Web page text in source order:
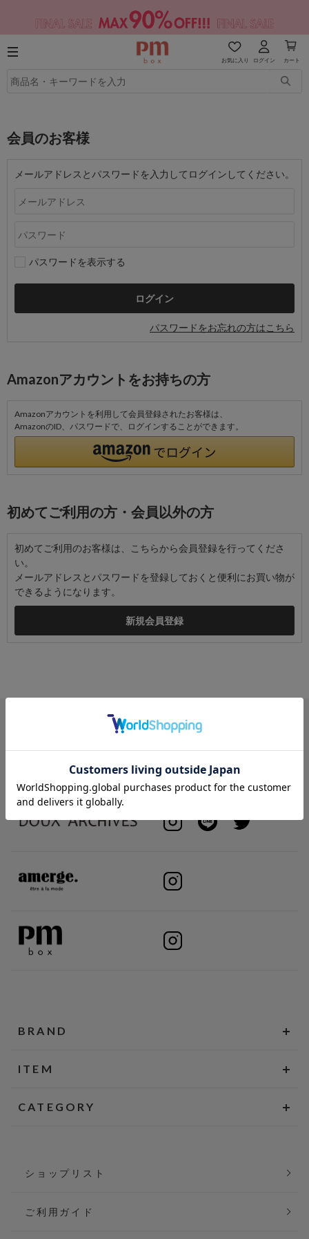
お気に入り ログイン カート
会員のお客様
メールアドレスとパスワードを入力してログインしてください。
パスワードを表示する
パスワードをお忘れの方はこちら
Amazonアカウントをお持ちの方
Amazonアカウントを利用して会員登録されたお客様は、
AmazonのID、パスワードで、ログインすることができます。
初めてご利用の方・会員以外の方
初めてご利用のお客様は、こちらから会員登録を行ってくださ
い。
メールアドレスとパスワードを登録しておくと便利にお買い物が
できるようになります。
BRAND
ITEM
CATEGORY
ショップリスト
ご利用ガイド